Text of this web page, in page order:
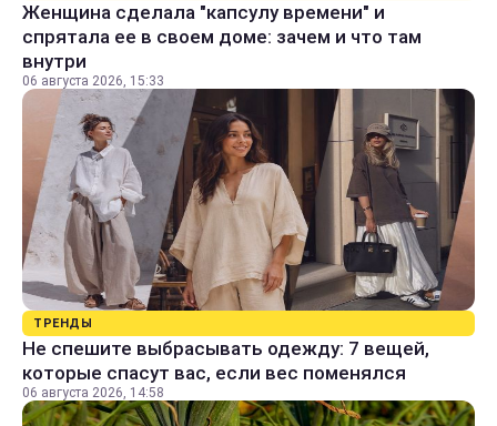
Женщина сделала "капсулу времени" и
спрятала ее в своем доме: зачем и что там
внутри
06 августа 2026, 15:33
ТРЕНДЫ
Не спешите выбрасывать одежду: 7 вещей,
которые спасут вас, если вес поменялся
06 августа 2026, 14:58